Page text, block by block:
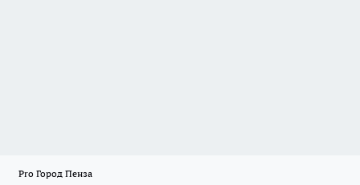
Pro Город Пенза